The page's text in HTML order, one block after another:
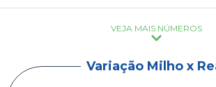
VEJA MAIS NÚMEROS
Variação Milho x